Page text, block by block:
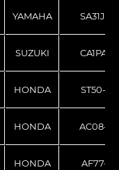
YAMAHA SA31J-
SUZUKI CA1PA-
HONDA ST50-
HONDA AC08-
HONDA AF77-